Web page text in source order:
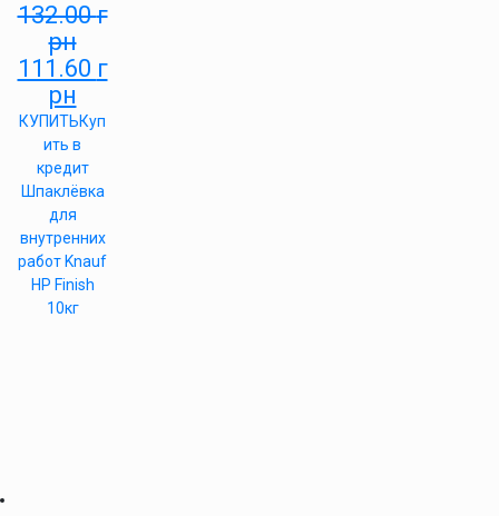
132.00г
рн
111.60 г
рн
КУПИТЬКуп
ить в
кредит
Шпаклёвка
для
внутренних
работ Knauf
HP Finish
10кг